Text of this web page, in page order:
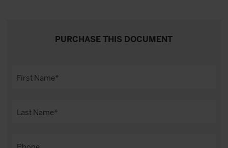
PURCHASE THIS DOCUMENT